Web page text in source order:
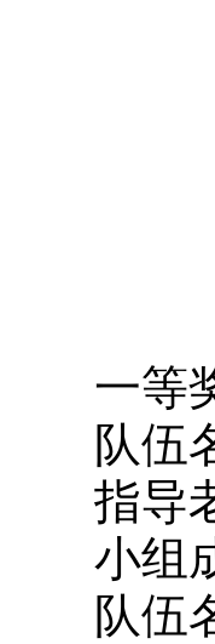
一等奖
队伍名
指导老
小组成
队伍名